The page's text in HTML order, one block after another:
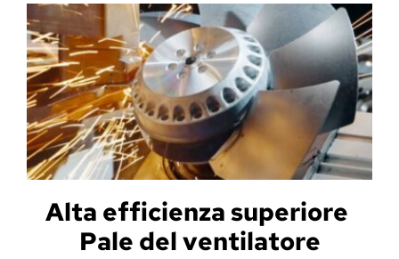
Alta efficienza superiore
Pale del ventilatore